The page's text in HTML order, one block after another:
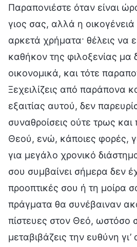
Παραπονιέστε όταν είναι
γιος σας, αλλά η
αρκετά χρήματα· θέλεις να
καθήκον της φιλοξενίας μα
οικονομικά, και τότε
Ξεχειλίζεις από παράπονα
εξαιτίας αυτού, δεν
συναθροίσεις ούτε τρως και
Θεού, ενώ, κάποιες φορές,
για μεγάλο χρονικό
σου συμβαίνει σήμερα δεν
προοπτικές σου ή τη μοίρα
πράγματα θα συνέβαιναν
πίστευες στον Θεό, ωστόσο
μεταβιβάζεις την ευθύνη